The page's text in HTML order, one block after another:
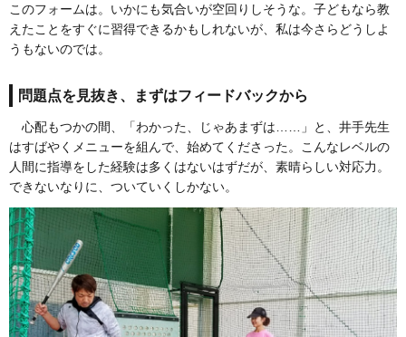
このフォームは。いかにも気合いが空回りしそうな。子どもなら教
えたことをすぐに習得できるかもしれないが、私は今さらどうしよ
うもないのでは。
問題点を見抜き、まずはフィードバックから
心配もつかの間、「わかった、じゃあまずは……」と、井手先生
はすばやくメニューを組んで、始めてくださった。こんなレベルの
人間に指導をした経験は多くはないはずだが、素晴らしい対応力。
できないなりに、ついていくしかない。